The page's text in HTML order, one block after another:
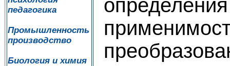
педагогика
Промышленность
производство
Биология и химия